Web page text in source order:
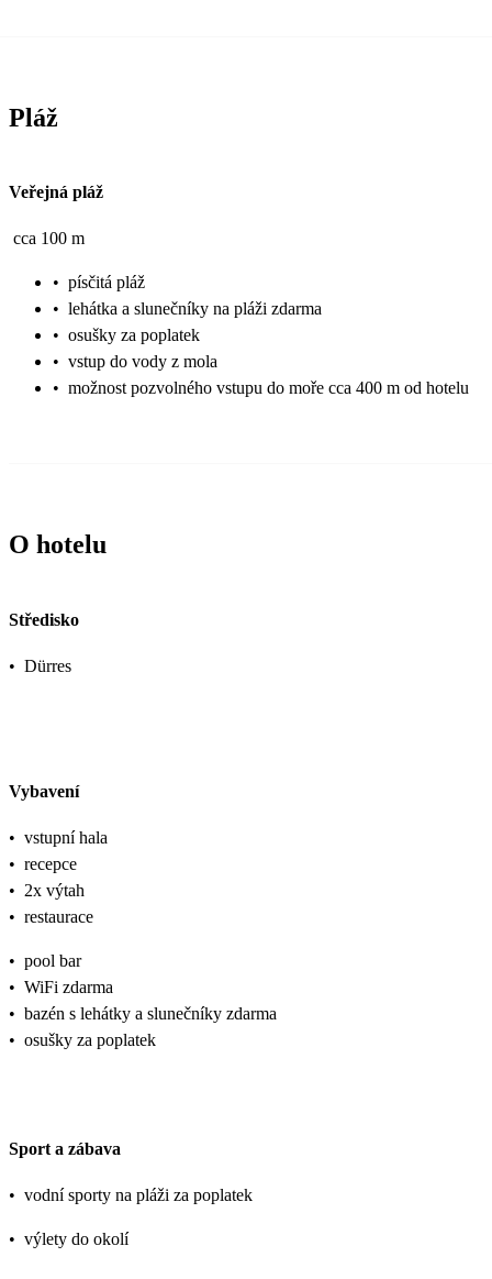
Pláž
Veřejná pláž
cca 100 m
• písčitá pláž
• lehátka a slunečníky na pláži zdarma
• osušky za poplatek
• vstup do vody z mola
• možnost pozvolného vstupu do moře cca 400 m od hotelu
O hotelu
Středisko
• Dürres
Vybavení
• vstupní hala
• recepce
• 2x výtah
• restaurace
• pool bar
• WiFi zdarma
• bazén s lehátky a slunečníky zdarma
• osušky za poplatek
Sport a zábava
• vodní sporty na pláži za poplatek
• výlety do okolí